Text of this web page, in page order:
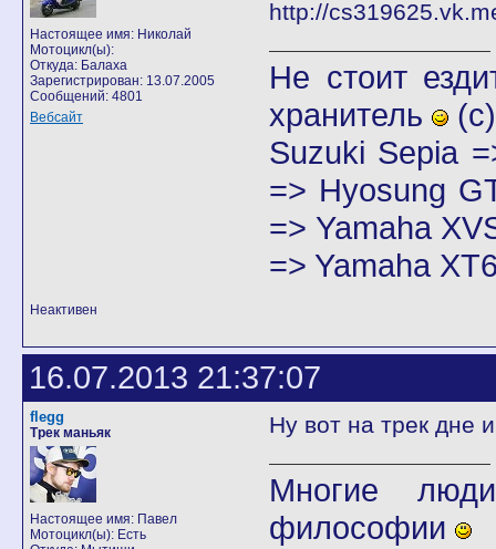
Настоящее имя: Николай
Мотоцикл(ы):
Откуда: Балаха
Зарегистрирован: 13.07.2005
Сообщений: 4801
Вебсайт
Не стоит
хранитель
(с)
Suzuki Sepia
=> Hyosung
=> Yamaha
=> Yamaha
Неактивен
16.07.2013 21:37:07
flegg
Трек маньяк
Настоящее имя: Павел
Мотоцикл(ы): Есть
Ну вот на трек дне
Многие
философии